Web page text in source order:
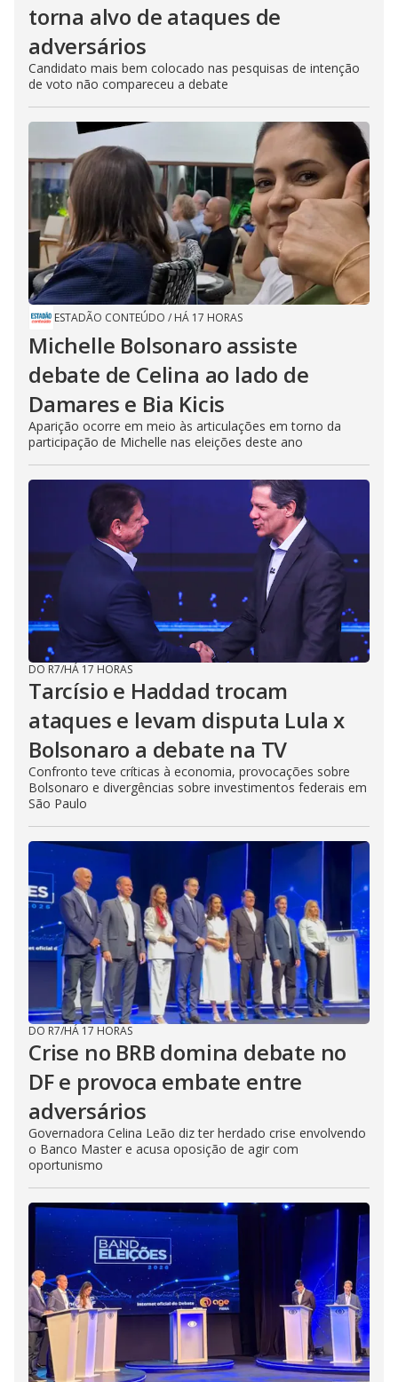
torna alvo de ataques de
adversários
Candidato mais bem colocado nas pesquisas de intenção
de voto não compareceu a debate
ESTADÃO CONTEÚDO / HÁ 17 HORAS
Michelle Bolsonaro assiste
debate de Celina ao lado de
Damares e Bia Kicis
Aparição ocorre em meio às articulações em torno da
participação de Michelle nas eleições deste ano
DO R7/HÁ 17 HORAS
Tarcísio e Haddad trocam
ataques e levam disputa Lula x
Bolsonaro a debate na TV
Confronto teve críticas à economia, provocações sobre
Bolsonaro e divergências sobre investimentos federais em
São Paulo
DO R7/HÁ 17 HORAS
Crise no BRB domina debate no
DF e provoca embate entre
adversários
Governadora Celina Leão diz ter herdado crise envolvendo
o Banco Master e acusa oposição de agir com
oportunismo